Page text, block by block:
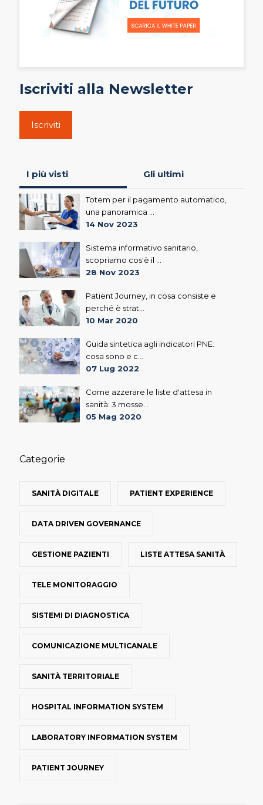
Iscriviti alla Newsletter
Iscriviti
I più visti Gli ultimi
Totem per il pagamento automatico,
una panoramica ...
14 Nov 2023
Sistema informativo sanitario,
scopriamo cos'è il ...
28 Nov 2023
Patient Journey, in cosa consiste e
perché è strat...
10 Mar 2020
Guida sintetica agli indicatori PNE:
cosa sono e c...
07 Lug 2022
Come azzerare le liste d'attesa in
sanità: 3 mosse...
05 Mag 2020
Categorie
SANITÀ DIGITALE PATIENT EXPERIENCE
DATA DRIVEN GOVERNANCE
GESTIONE PAZIENTI LISTE ATTESA SANITÀ
TELE MONITORAGGIO
SISTEMI DI DIAGNOSTICA
COMUNICAZIONE MULTICANALE
SANITÀ TERRITORIALE
HOSPITAL INFORMATION SYSTEM
LABORATORY INFORMATION SYSTEM
PATIENT JOURNEY